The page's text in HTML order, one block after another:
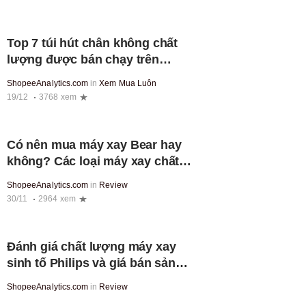
Top 7 túi hút chân không chất
lượng được bán chạy trên
ShopeeAnalytics.com inXem Mua Luôn
19/12
3768 xem
Có nên mua máy xay Bear hay
không? Các loại máy xay chất
ShopeeAnalytics.com in Review
30/11
2964 xem
Đánh giá chất lượng máy xay
sinh tố Philips và giá bán sản
ShopeeAnalytics.com in Review